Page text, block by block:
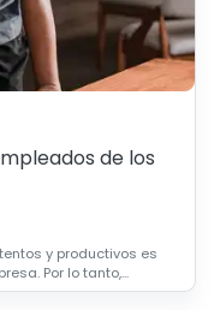
de los
y productivos es
Por lo tanto,...